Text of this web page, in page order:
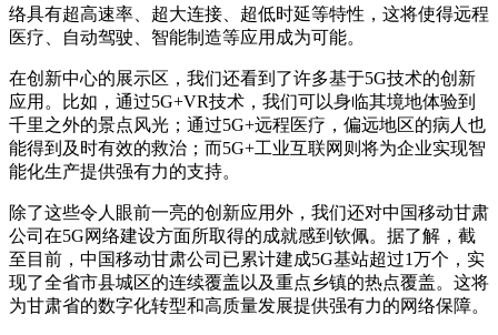
络具有超高速率、超大连接、超低时延等特性，这将使得远程
医疗、自动驾驶、智能制造等应用成为可能。
在创新中心的展示区，我们还看到了许多基于5G技术的创新
应用。比如，通过5G+VR技术，我们可以身临其境地体验到
千里之外的景点风光；通过5G+远程医疗，偏远地区的病人也
能得到及时有效的救治；而5G+工业互联网则将为企业实现智
能化生产提供强有力的支持。
除了这些令人眼前一亮的创新应用外，我们还对中国移动甘肃
公司在5G网络建设方面所取得的成就感到钦佩。据了解，截
至目前，中国移动甘肃公司已累计建成5G基站超过1万个，实
现了全省市县城区的连续覆盖以及重点乡镇的热点覆盖。这将
为甘肃省的数字化转型和高质量发展提供强有力的网络保障。